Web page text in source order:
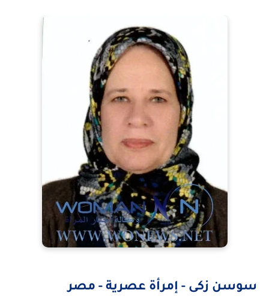
سوسن زكى - إمرأة عصرية - مصر